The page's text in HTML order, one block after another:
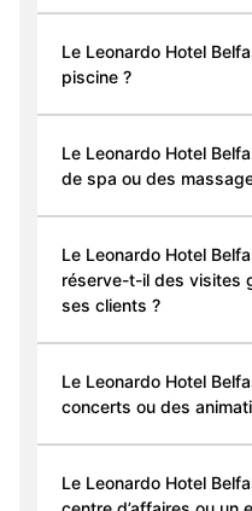
Le Leonardo Hotel
piscine ?
Le Leonardo Hotel
de spa ou des
Le Leonardo Hotel
réserve-t-il des visites
ses clients ?
Le Leonardo Hotel
concerts ou des
Le Leonardo Hotel